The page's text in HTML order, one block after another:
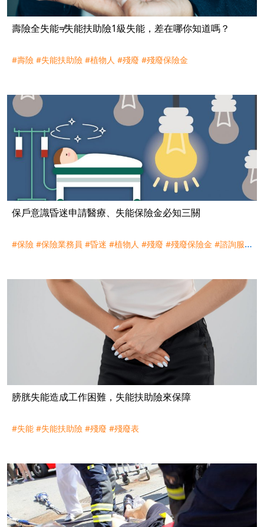
壽險全失能≠失能扶助險1級失能，差在哪你知道嗎？
#壽險 #失能扶助險 #植物人 #殘廢 #殘廢保險金
保戶意識昏迷申請醫療、失能保險金必知三關
#保險 #保險業務員 #昏迷 #植物人 #殘廢 #殘廢保險金 #諮詢服
膀胱失能造成工作困難，失能扶助險來保障
#失能 #失能扶助險 #殘廢 #殘廢表